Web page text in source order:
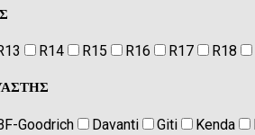
R14 R15 R16 R17 R18
Goodrich Davanti Giti Kenda